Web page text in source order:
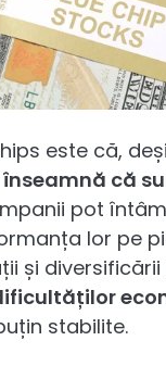
este că,
că
pot
lor pe
și diversificării
stabilite.